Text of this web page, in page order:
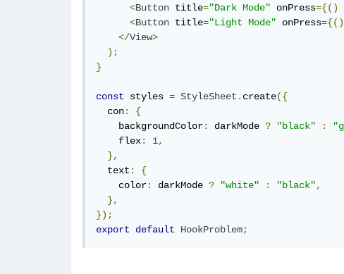
<Button title="Dark Mode" onPress={()
<Button title="Light Mode" onPress={()
</View>
);
}
const styles = StyleSheet . create({
  con
:
{
    backgroundColor
: darkMode ? "black" :
    flex
: 1,
},
  text
:
{
    color
: darkMode ? "white" : "black",
},
});
export
default HookProblem;